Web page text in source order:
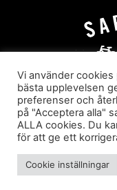
HEM
HYR I
Sara Rönne. En
äventyr
Vi använder
bästa upplevelsen
preferenser och
på "Acceptera alla"
ALLA cookies. Du
för att ge ett
Cookie inställningar